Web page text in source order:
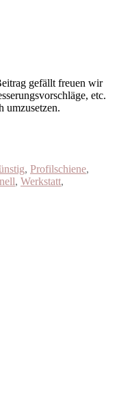
gefällt freuen wir
etc.
umzusetzen.
, Profilschiene,
, Werkstatt,